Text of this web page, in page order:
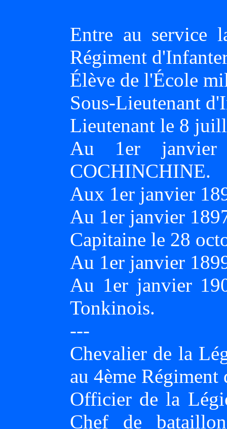
Entre au service
Régiment
Élève de l'École
Sous-Lieutenant
Lieutenant le 8
Au 1er
COCHINCHINE.
Aux 1er janvier
Au 1er janvier
Capitaine le 28
Au 1er janvier
Au 1er janvier
Tonkinois.
---
Chevalier de la
au 4ème
Officier de la
Chef de